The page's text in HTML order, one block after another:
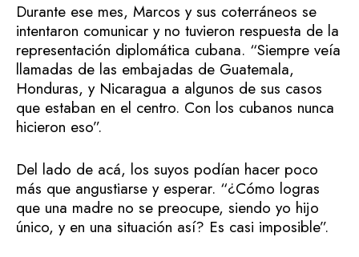
Durante ese mes, Marcos y sus coterráneos se
intentaron comunicar y no tuvieron respuesta de la
representación diplomática cubana. “Siempre veía
llamadas de las embajadas de Guatemala,
Honduras, y Nicaragua a algunos de sus casos
que estaban en el centro. Con los cubanos nunca
hicieron eso”.
Del lado de acá, los suyos podían hacer poco
más que angustiarse y esperar. “¿Cómo logras
que una madre no se preocupe, siendo yo hijo
único, y en una situación así? Es casi imposible”.